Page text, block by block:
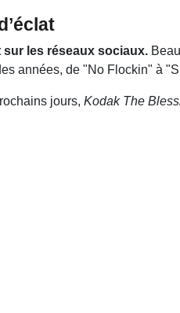
les réseaux sociaux.
années, de "No Flockin" à
jours, Kodak The